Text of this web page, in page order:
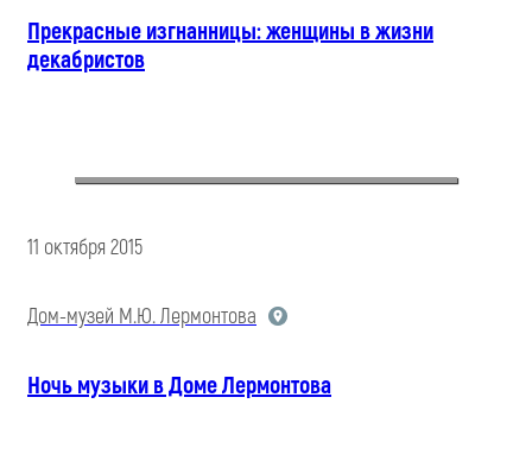
Прекрасные изгнанницы: женщины в жизни
декабристов
11 октября 2015
Дом-музей М.Ю. Лермонтова
Ночь музыки в Доме Лермонтова